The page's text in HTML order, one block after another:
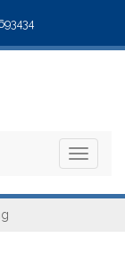
Toggle